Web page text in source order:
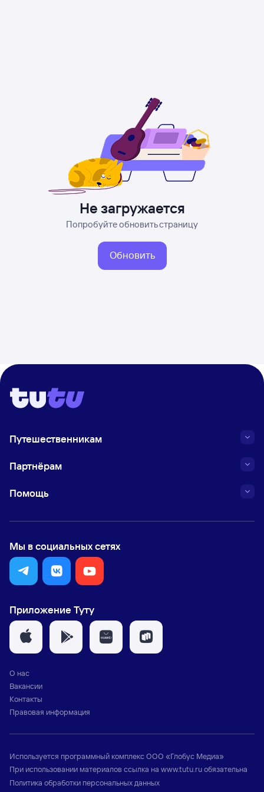
Не загружается
Попробуйте обновить страницу
Обновить
Путешественникам
Партнёрам
Помощь
Мы в социальных сетях
Приложение Туту
О нас
Вакансии
Контакты
Правовая информация
Используется программный комплексООО «Глобус Медиа»
При использовании материалов ссылка на www.tutu.ruобязательна
Политика обработки персональных данных